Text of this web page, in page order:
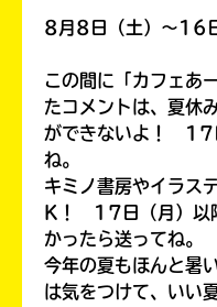
8月8日（土）～16
この間に「カフェあ
たコメントは、夏休
ができないよ！ 17
ね。
キミノ書房やイラス
K！ 17日（月）以
かったら送ってね。
今年の夏もほんと暑
は気をつけて、いい